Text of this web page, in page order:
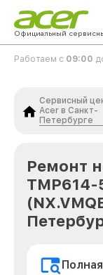
Официальный
Работаем с 09:00
Сервисный
Acer в Санкт-
Петербурге
Ремонт
TMP614-